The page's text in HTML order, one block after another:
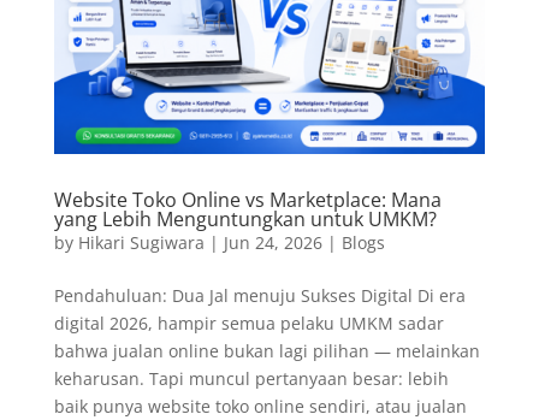
Website Toko Online vs Marketplace: Mana
yang Lebih Menguntungkan untuk UMKM?
by Hikari Sugiwara | Jun 24, 2026| Blogs
Pendahuluan: Dua Jal menuju Sukses Digital Di era
digital 2026, hampir semua pelaku UMKM sadar
bahwa jualan online bukan lagi pilihan — melainkan
keharusan. Tapi muncul pertanyaan besar: lebih
baik punya website toko online sendiri, atau jualan